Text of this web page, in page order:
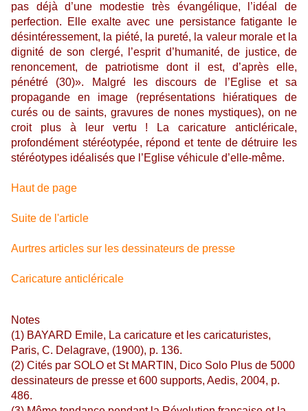
pas déjà d’une modestie très évangélique, l’idéal de
perfection. Elle exalte avec une persistance fatigante le
désintéressement, la piété, la pureté, la valeur morale et la
dignité de son clergé, l’esprit d’humanité, de justice, de
renoncement, de patriotisme dont il est, d’après elle,
pénétré (30)». Malgré les discours de l’Eglise et sa
propagande en image (représentations hiératiques de
curés ou de saints, gravures de nones mystiques), on ne
croit plus à leur vertu ! La caricature anticléricale,
profondément stéréotypée, répond et tente de détruire les
stéréotypes idéalisés que l’Eglise véhicule d’elle-même.
Haut de page
Suite de l'article
Aurtres articles sur les dessinateurs de presse
Caricature anticléricale
Notes
(1) BAYARD Emile, La caricature et les caricaturistes,
Paris, C. Delagrave, (1900), p. 136.
(2) Cités par SOLO et St MARTIN, Dico Solo Plus de 5000
dessinateurs de presse et 600 supports, Aedis, 2004, p.
486.